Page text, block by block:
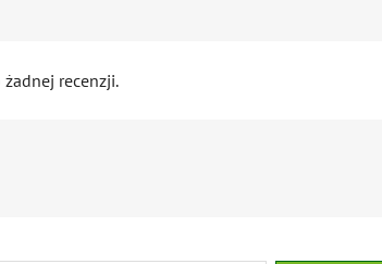
recenzji.